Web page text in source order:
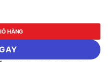
718Ex100G (-830mbar ~
HÀNG